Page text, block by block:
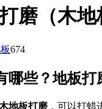
磨（木地
674
哪些？地板打
地板打磨 ，可以打